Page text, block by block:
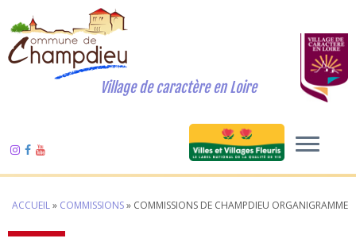
Village de caractère en Loire
ACCUEIL» COMMISSIONS» COMMISSIONS DE CHAMPDIEU ORGANIGRAMME